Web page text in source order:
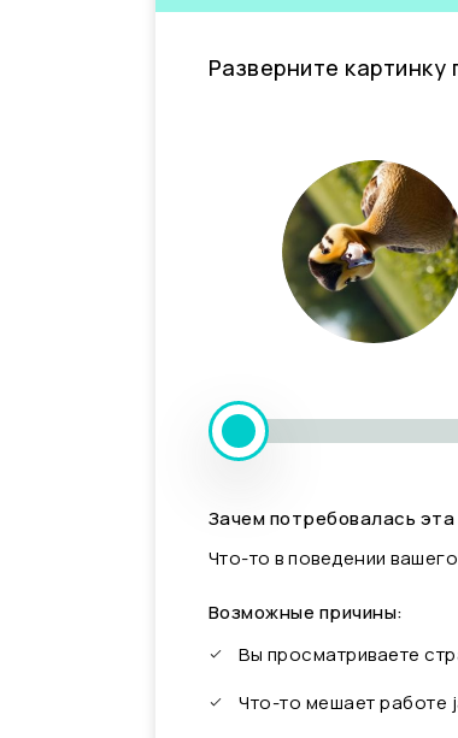
Разверните картинку
Зачем потребовалась
Что-то в поведении
Возможные причины:
Вы просматриваете
Что-то мешает работе